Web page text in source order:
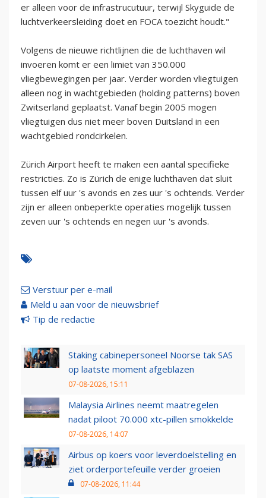
er alleen voor de infrastrucutuur, terwijl Skyguide de
luchtverkeersleiding doet en FOCA toezicht houdt."
Volgens de nieuwe richtlijnen die de luchthaven wil
invoeren komt er een limiet van 350.000
vliegbewegingen per jaar. Verder worden vliegtuigen
alleen nog in wachtgebieden (holding patterns) boven
Zwitserland geplaatst. Vanaf begin 2005 mogen
vliegtuigen dus niet meer boven Duitsland in een
wachtgebied rondcirkelen.
Zürich Airport heeft te maken een aantal specifieke
restricties. Zo is Zürich de enige luchthaven dat sluit
tussen elf uur 's avonds en zes uur 's ochtends. Verder
zijn er alleen onbeperkte operaties mogelijk tussen
zeven uur 's ochtends en negen uur 's avonds.
Verstuur per e-mail
Meld u aan voor de nieuwsbrief
Tip de redactie
Staking cabinepersoneel Noorse tak SAS
op laatste moment afgeblazen
07-08-2026, 15:11
Malaysia Airlines neemt maatregelen
nadat piloot 70.000 xtc-pillen smokkelde
07-08-2026, 14:07
Airbus op koers voor leverdoelstelling en
ziet orderportefeuille verder groeien
07-08-2026, 11:44